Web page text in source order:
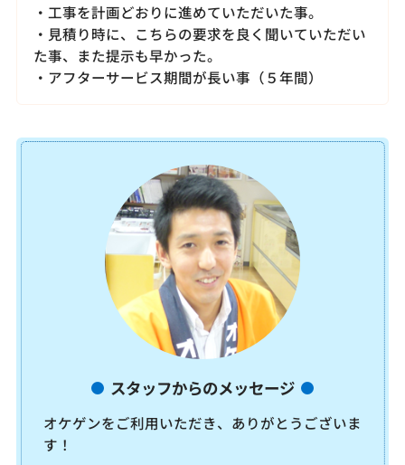
・工事を計画どおりに進めていただいた事。
・見積り時に、こちらの要求を良く聞いていただい
た事、また提示も早かった。
・アフターサービス期間が長い事（５年間）
スタッフからのメッセージ
オケゲンをご利用いただき、ありがとうございま
す！